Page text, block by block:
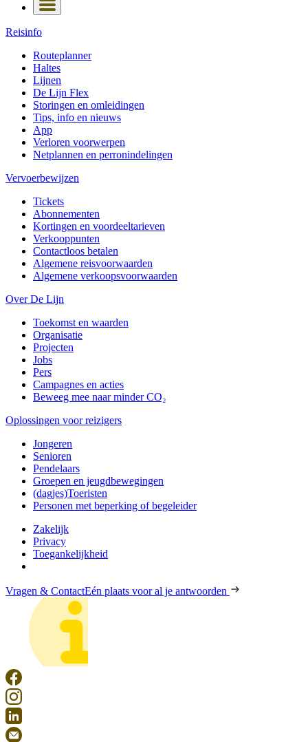
Reisinfo
Routeplanner
Haltes
Lijnen
De Lijn Flex
Storingen en omleidingen
Tips, info en nieuws
App
Verloren voorwerpen
Netplannen en perronindelingen
Vervoerbewijzen
Tickets
Abonnementen
Kortingen en voordeeltarieven
Verkooppunten
Contactloos betalen
Algemene reisvoorwaarden
Algemene verkoopsvoorwaarden
Over De Lijn
Toekomst en waarden
Organisatie
Projecten
Jobs
Pers
Campagnes en acties
Beweeg mee naar minder CO₂
Oplossingen voor reizigers
Jongeren
Senioren
Pendelaars
Groepen en jeugdbewegingen
(dagjes)Toeristen
Personen met beperking of begeleider
Zakelijk
Privacy
Toegankelijkheid
Vragen & ContactEén plaats voor al je antwoorden